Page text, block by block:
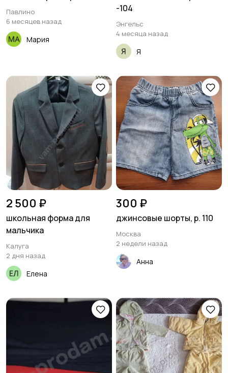
Павлино
6 месяцев назад
Мария
-104
Энгельс
4 месяца назад
Я
2 500 ₽
школьная форма для
мальчика
Калуга
2 дня назад
Елена
300 ₽
джинсовые шорты, р. 110
Москва
2 недели назад
Анна